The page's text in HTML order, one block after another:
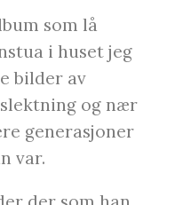
som lå
i huset jeg
bilder av
og nær
generasjoner
var.